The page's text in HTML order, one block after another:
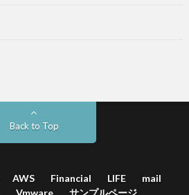
Back to Top
AWS Financial LIFE
mail
Vmware サンプルページ